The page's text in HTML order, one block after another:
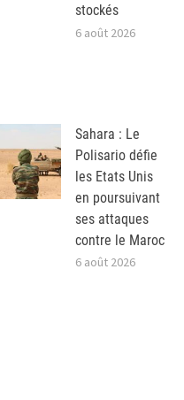
stockés
6 août 2026
Sahara : Le
Polisario défie
les Etats Unis
en poursuivant
ses attaques
contre le Maroc
6 août 2026